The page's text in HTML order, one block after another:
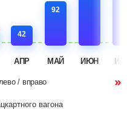
42
АПР
92
МАЙ ИЮН
/ вправо
вагона